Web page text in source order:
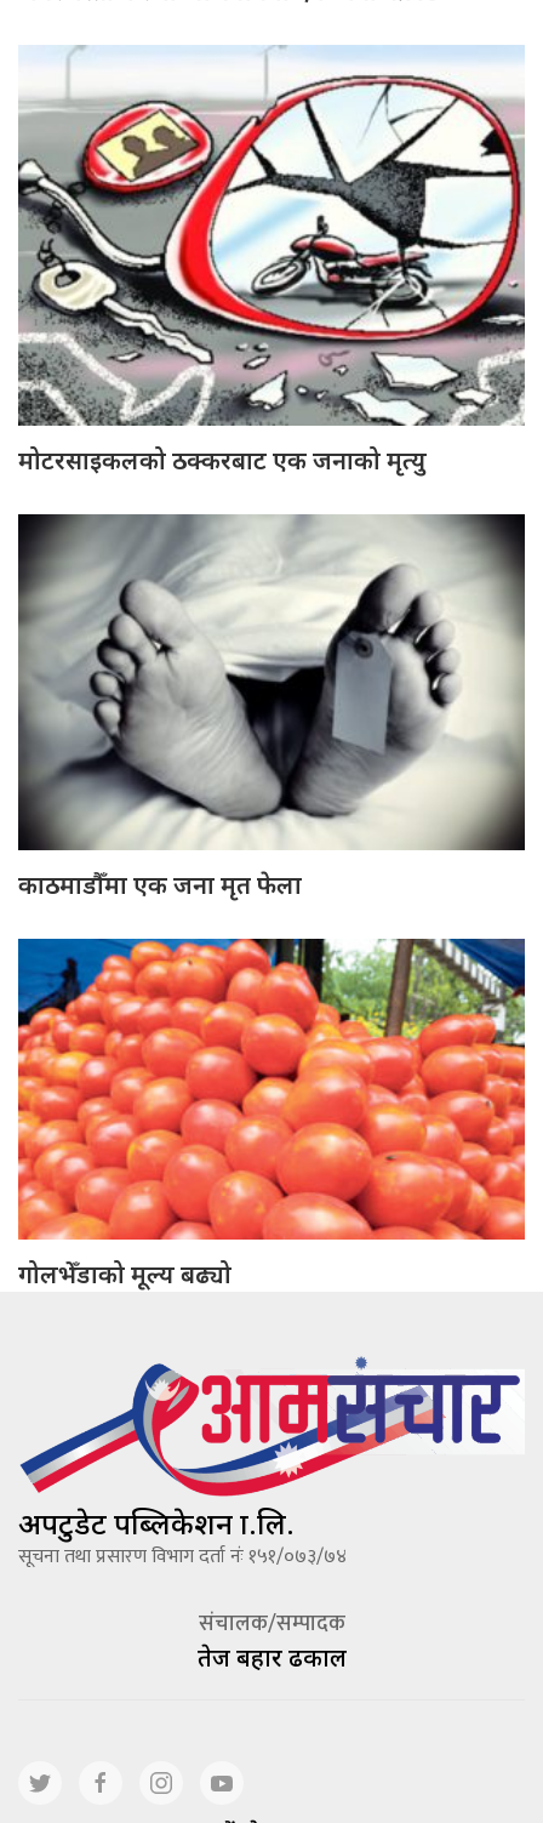
मोटरसाइकलको ठक्करबाट एक जनाको मृत्यु
काठमाडौँमा एक जना मृत फेला
गोलभेँडाको मूल्य बढ्यो
अपटुडेट पब्लिकेशन प्रा.लि.
सूचना तथा प्रसारण विभाग दर्ता नंः १५१/०७३/७४
संचालक/सम्पादक
तेज बहादूर ढकाल